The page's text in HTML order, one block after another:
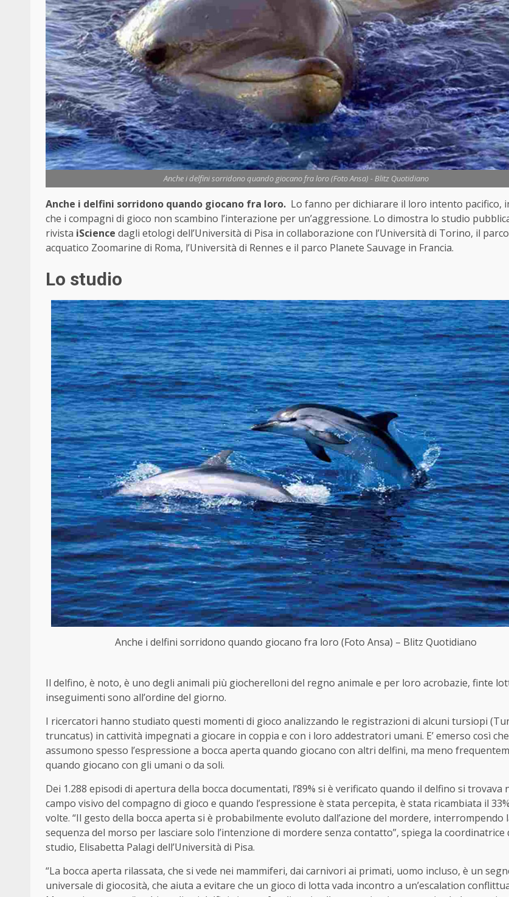
Anche i delfini sorridono quando giocano fra loro (Foto Ansa) - Blitz Quotidiano
Anche i delfini sorridono quando giocano fra loro. Lo fanno per dichiarare il loro intento pacifico,
che i compagni di gioco non scambino l’interazione per un’aggressione. Lo dimostra lo studio
rivista iScience dagli etologi dell’Università di Pisa in collaborazione con l’Università di Torino, il parco
acquatico Zoomarine di Roma, l’Università di Rennes e il parco Planete Sauvage in Francia.
Lo studio
Anche i delfini sorridono quando giocano fra loro (Foto Ansa) – Blitz Quotidiano
Il delfino, è noto, è uno degli animali più giocherelloni del regno animale e per loro acrobazie, finte
inseguimenti sono all’ordine del giorno.
I ricercatori hanno studiato questi momenti di gioco analizzando le registrazioni di alcuni tursiopi
truncatus) in cattività impegnati a giocare in coppia e con i loro addestratori umani. E’ emerso così
assumono spesso l’espressione a bocca aperta quando giocano con altri delfini, ma meno
quando giocano con gli umani o da soli.
Dei 1.288 episodi di apertura della bocca documentati, l’89% si è verificato quando il delfino si trovava
campo visivo del compagno di gioco e quando l’espressione è stata percepita, è stata ricambiata il
volte. “Il gesto della bocca aperta si è probabilmente evoluto dall’azione del mordere, interrompendo
sequenza del morso per lasciare solo l’intenzione di mordere senza contatto”, spiega la coordinatrice
studio, Elisabetta Palagi dell’Università di Pisa.
“La bocca aperta rilassata, che si vede nei mammiferi, dai carnivori ai primati, uomo incluso, è un
universale di giocosità, che aiuta a evitare che un gioco di lotta vada incontro a un’escalation